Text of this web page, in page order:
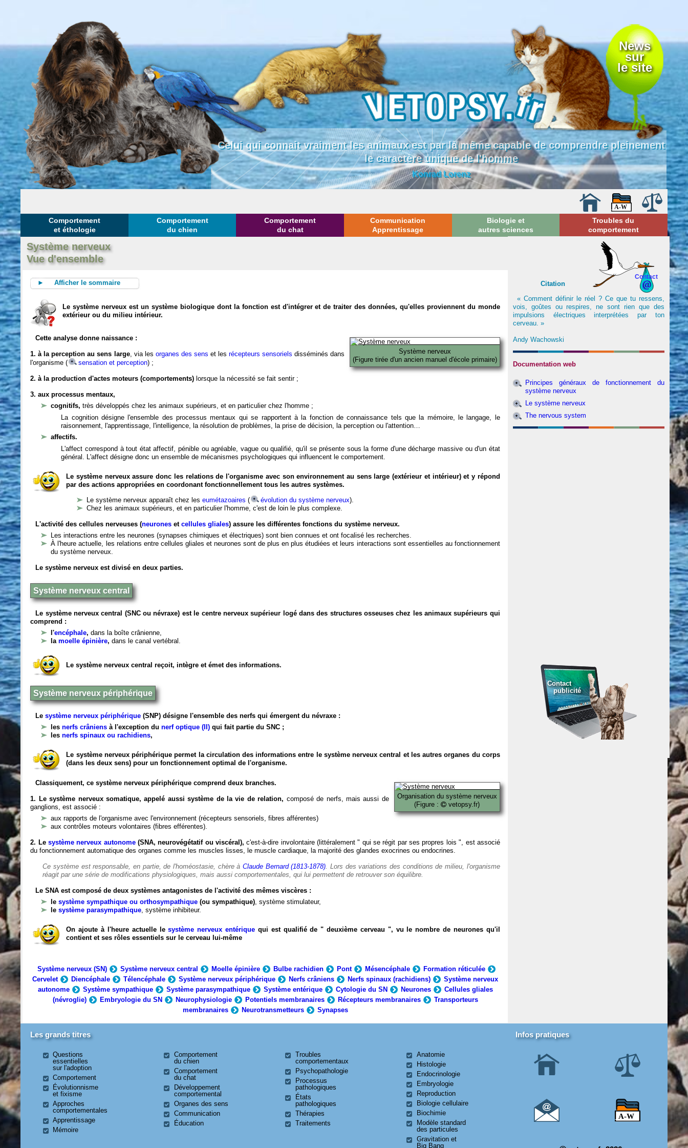
News
sur
le site
Celui qui connait vraiment les animaux est par là même capable de comprendre pleinement
le caractère unique de l'homme
Konrad Lorenz
Comportement
et éthologie
Comportement
du chien
Comportement
du chat
Communication
Apprentissage
Biologie et
autres sciences
Troubles du
comportement
Système nerveux
Vue d'ensemble
► Afficher le sommaire
Le système nerveux est un système biologique dont la fonction est d'intégrer et de traiter des données, qu'elles proviennent du monde
extérieur ou du milieu intérieur.
Système nerveux
(Figure tirée d'un ancien manuel d'école primaire)
Cette analyse donne naissance :
1. à la perception au sens large, via les organes des sens et les récepteurs sensoriels disséminés dans
l'organisme (
sensation et perception) ;
2. à la production d'actes moteurs (comportements) lorsque la nécessité se fait sentir ;
3. aux processus mentaux,
cognitifs,très développés chez les animaux supérieurs, et en particulier chez l'homme ;
La cognition désigne l'ensemble des processus mentaux qui se rapportent à la fonction de connaissance tels que la mémoire, le langage, le
raisonnement, l'apprentissage, l'intelligence, la résolution de problèmes, la prise de décision, la perception ou l'attention…
affectifs.
L'affect correspond à tout état affectif, pénible ou agréable, vague ou qualifié, qu'il se présente sous la forme d'une décharge massive ou d'un état
général. L'affect désigne donc un ensemble de mécanismes psychologiques qui influencent le comportement.
Le système nerveux assure donc les relations de l'organisme avec son environnement au sens large (extérieur et intérieur) et y répond
par des actions appropriées en coordonant fonctionnellement tous les autres systèmes.
Le système nerveux apparaît chez leseumétazoaires ( évolution du système nerveux).
Chez les animaux supérieurs, et en particulier l'homme, c'est de loin le plus complexe.
L'activité des cellules nerveuses (neurones etcellules gliales) assure les différentes fonctions du système nerveux.
Les interactions entre les neurones (synapses chimiques et électriques) sont bien connues et ont focalisé les recherches.
À l'heure actuelle, les relations entre cellules gliales et neurones sont de plus en plus étudiées et leurs interactions sont essentielles au fonctionnement
du système nerveux.
Le système nerveux est divisé en deux parties.
Système nerveux central
Le système nerveux central (SNC ou névraxe) est le centre nerveux supérieur logé dans des structures osseuses chez les animaux supérieurs qui
comprend :
l'encéphale,dans la boîte crânienne,
lamoelle épinière,dans le canal vertébral.
Le système nerveux central reçoit, intègre et émet des informations.
Système nerveux périphérique
Lesystème nerveux périphérique (SNP) désigne l'ensemble des nerfs qui émergent du névraxe :
lesnerfs crâniens à l'exception du nerf optique (II) qui fait partie du SNC ;
lesnerfs spinaux ou rachidiens,
Le système nerveux périphérique permet la circulation des informations entre le système nerveux central et les autres organes du corps
(dans les deux sens) pour un fonctionnement optimal de l'organisme.
Organisation du système nerveux
(Figure :
vetopsy.fr)
Classiquement, ce système nerveux périphérique comprend deux branches.
1. Le système nerveux somatique, appelé aussi système de la vie de relation, composé de nerfs, mais aussi de
ganglions, est associé :
aux rapports de l'organisme avec l'environnement (récepteurs sensoriels, fibres afférentes)
aux contrôles moteurs volontaires (fibres efférentes).
2. Le système nerveux autonome(SNA, neurovégétatif ou viscéral), c'est-à-dire involontaire (littéralement " qui se régit par ses propres lois ", est associé
du fonctionnement automatique des organes comme les muscles lisses, le muscle cardiaque, la majorité des glandes exocrines ou endocrines.
Ce système est responsable, en partie, de l'homéostasie, chère àClaude Bernard (1813-1878). Lors des variations des conditions de milieu, l'organisme
réagit par une série de modifications physiologiques, mais aussi comportementales, qui lui permettent de retrouver son équilibre.
Le SNA est composé de deux systèmes antagonistes de l'activité des mêmes viscères :
lesystème sympathique ou orthosympathique (ou sympathique), système stimulateur,
lesystème parasympathique, système inhibiteur.
On ajoute à l'heure actuelle lesystème nerveux entérique qui est qualifié de " deuxième cerveau ", vu le nombre de neurones qu'il
contient et ses rôles essentiels sur le cerveau lui-même
Système nerveux (SN) Système nerveux central Moelle épinière Bulbe rachidien Pont Mésencéphale
Formation réticulée
Cervelet
Diencéphale Télencéphale Système nerveux périphérique Nerfs crâniens Nerfs spinaux (rachidiens)
Système nerveux
autonome
Système sympathique Système parasympathique Système entérique Cytologie du SN Neurones
Cellules gliales
(névroglie)
Embryologie du SN Neurophysiologie Potentiels membranaires Récepteurs membranaires
Transporteurs
membranaires
Neurotransmetteurs Synapses
Contact
Citation
« Comment définir le réel ? Ce que tu ressens,
vois, goûtes ou respires, ne sont rien que des
impulsions électriques interprétées par ton
cerveau. »
Andy Wachowski
Documentation web
Principes généraux de fonctionnement du
système nerveux
Le système nerveux
The nervous system
Contact
publicité
Les grands titres
Questions
essentielles
sur l'adoption
Comportement
Évolutionnisme
et fixisme
Approches
comportementales
Apprentissage
Mémoire
Comportement
du chien
Comportement
du chat
Développement
comportemental
Organes des sens
Communication
Éducation
Troubles
comportementaux
Psychopathologie
Processus
pathologiques
États
pathologiques
Thérapies
Traitements
Anatomie
Histologie
Endocrinologie
Embryologie
Reproduction
Biologie cellulaire
Biochimie
Modèle standard
des particules
Gravitation et
Big Bang
Infos pratiques